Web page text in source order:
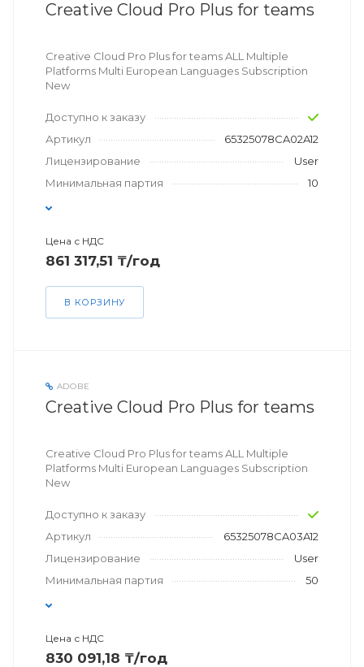
Creative Cloud Pro Plus for teams
Creative Cloud Pro Plus for teams ALL Multiple
Platforms Multi European Languages Subscription
New
Доступно к заказу
Артикул
65325078CA02A12
Лицензирование
User
Минимальная партия
10
Цена с НДС
861 317,51 ₸/год
В КОРЗИНУ
ADOBE
Creative Cloud Pro Plus for teams
Creative Cloud Pro Plus for teams ALL Multiple
Platforms Multi European Languages Subscription
New
Доступно к заказу
Артикул
65325078CA03A12
Лицензирование
User
Минимальная партия
50
Цена с НДС
830 091,18 ₸/год